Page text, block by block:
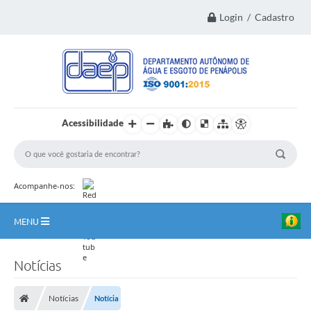
Login / Cadastro
Acessibilidade
Acompanhe-nos:
MENU
Notícias
Notícias Notícia